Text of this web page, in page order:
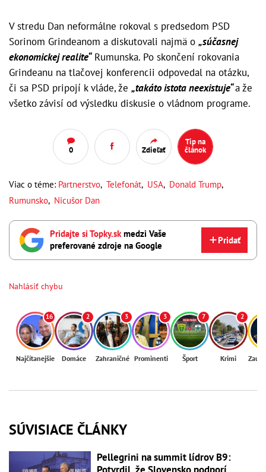
V stredu Dan neformálne rokoval s predsedom PSD
Sorinom Grindeanom a diskutovali najmä o „súčasnej
ekonomickej realite“Rumunska. Po skončení rokovania
Grindeanu na tlačovej konferencii odpovedal na otázku,
či sa PSD pripojí k vláde, že „takáto istota neexistuje“a že
všetko závisí od výsledku diskusie o vládnom programe.
0 Zdieľať
Tip na
článok
Viac o téme: Partnerstvo, Telefonát, USA, Donald Trump,
Rumunsko, Nicušor Dan
Pridajte si Topky.skmedzi Vaše
preferované zdroje na Google
Pridať
Nahlásiť chybu
16
Najčítanejšie
2
Domáce
3
Zahraničné
3
Prominenti
7
Šport
2
Krimi
SÚVISIACE ČLÁNKY
Pellegrini na summit lídrov B9: